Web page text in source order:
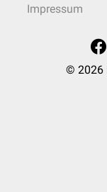
Impressum
© 2026